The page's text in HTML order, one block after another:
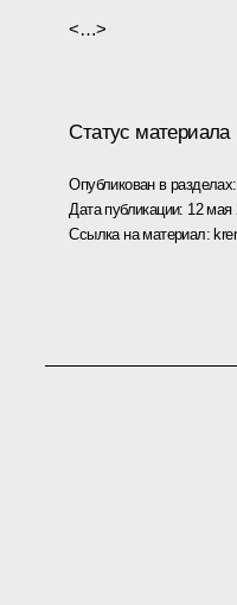
<…>
Статус материала
Опубликован в разделах:
Дата публикации: 12 мая
Ссылка на материал: